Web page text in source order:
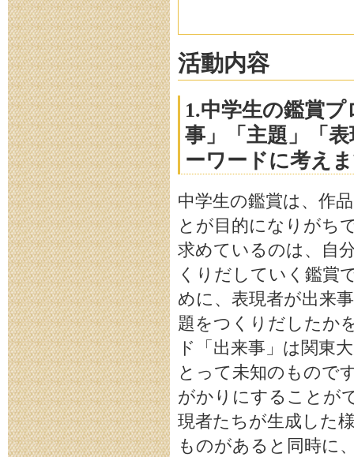
活動内容
1.中学生の鑑賞
事」「主題」「
ーワードに考え
中学生の鑑賞は、作
とが目的になりがち
求めているのは、自
くりだしていく鑑賞
めに、表現者が出来
題をつくりだしたか
ド「出来事」は関東
とって未知のもので
がかりにすることが
現者たちが生成した
ものがあると同時に